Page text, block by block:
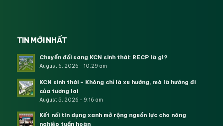
TIN MỚI NHẤT
Chuyển đổi sang KCN sinh thái: RECP là gì?
August 6, 2026 - 10:29 am
KCN sinh thái – Không chỉ là xu hướng, mà là hướng đi
của tương lai
August 5, 2026 - 9:16 am
Kết nối tín dụng xanh mở rộng nguồn lực cho nông
nghiệp tuần hoàn